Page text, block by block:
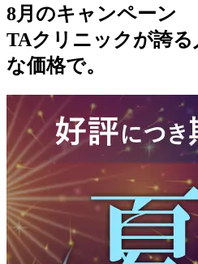
8月のキャンペーン
TAクリニックが誇
な価格で。